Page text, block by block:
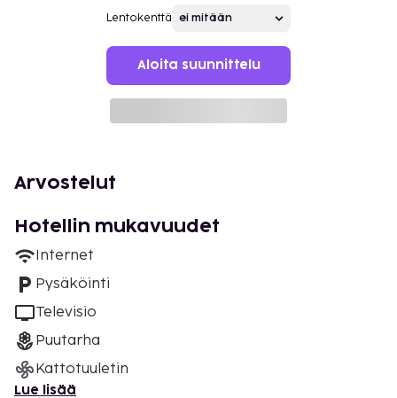
Lentokenttä
Aloita suunnittelu
Arvostelut
Hotellin mukavuudet
Internet
Pysäköinti
Televisio
Puutarha
Kattotuuletin
Lue lisää